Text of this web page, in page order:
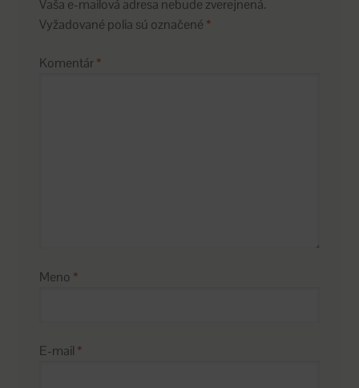
Vaša e-mailová adresa nebude zverejnená.
Vyžadované polia sú označené *
Komentár*
Meno *
E-mail *